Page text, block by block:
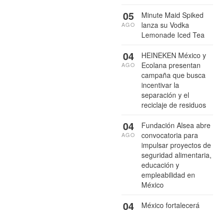
Minute Maid Spiked
lanza su Vodka
Lemonade Iced Tea
05
AGO
HEINEKEN México y
Ecolana presentan
campaña que busca
incentivar la
separación y el
reciclaje de residuos
04
AGO
Fundación Alsea abre
convocatoria para
impulsar proyectos de
seguridad alimentaria,
educación y
empleabilidad en
México
04
AGO
México fortalecerá
04